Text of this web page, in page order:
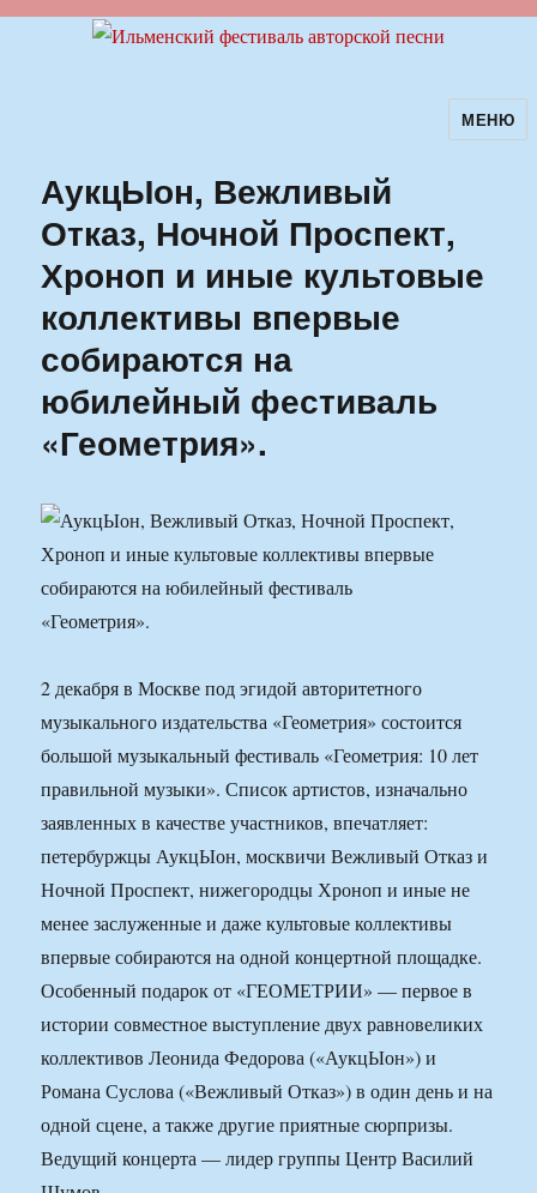
Ильменский фестиваль авторскойМЕНЮ
АукцЫон, Вежливый
Отказ, Ночной Проспект,
Хроноп и иные культовые
коллективы впервые
собираются на
юбилейный фестиваль
«Геометрия».
2 декабря в Москве под эгидой авторитетного
музыкального издательства «Геометрия» состоится
большой музыкальный фестиваль «Геометрия: 10 лет
правильной музыки». Список артистов, изначально
заявленных в качестве участников, впечатляет:
петербуржцы АукцЫон, москвичи Вежливый Отказ и
Ночной Проспект, нижегородцы Хроноп и иные не
менее заслуженные и даже культовые коллективы
впервые собираются на одной концертной площадке.
Особенный подарок от «ГЕОМЕТРИИ» — первое в
истории совместное выступление двух равновеликих
коллективов Леонида Федорова («АукцЫон») и
Романа Суслова («Вежливый Отказ») в один день и на
одной сцене, а также другие приятные сюрпризы.
Ведущий концерта — лидер группы Центр Василий